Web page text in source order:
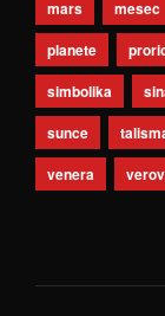
mars
mesec
planete
simbolika
sunce
venera